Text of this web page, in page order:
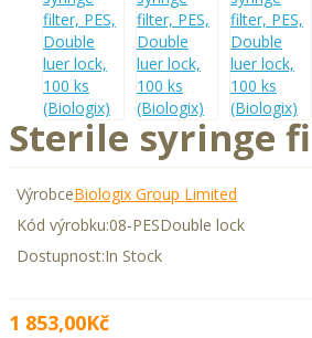
Sterile syringe
VýrobceBiologix Group Limited
Kód výrobku:08-PESDouble lock
Dostupnost:In Stock
1 853,00Kč